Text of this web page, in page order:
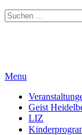
Suchen
nach:
Menu
Geist
LIZ